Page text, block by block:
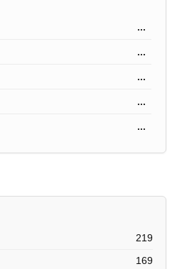
...
...
...
...
...
219
169